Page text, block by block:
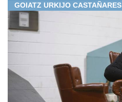
GOIATZ URKIJO CASTAÑARES